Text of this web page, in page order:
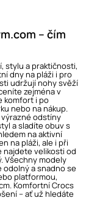
– čím
stylu a praktičnosti,
dny na pláži i pro
udržují nohy svěží
zejména v
komfort i po
nebo na nákup.
výrazné odstíny
a sladíte obuv s
na aktivní
na pláži, ale i při
najdete velikosti od
Všechny modely
a snadno se
platformou,
Komfortní Crocs
– ať už hledáte